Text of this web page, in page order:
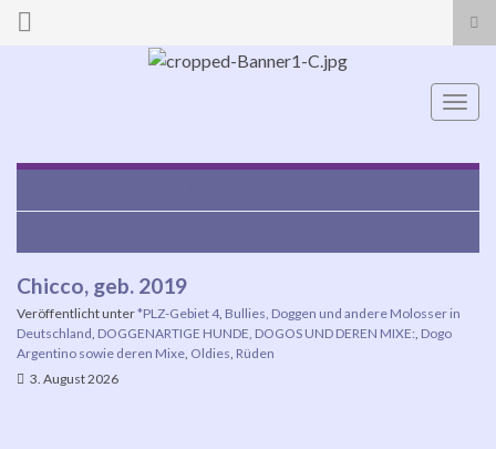
Search for:
Chicco, geb. 2019
Veröffentlicht unter*PLZ-Gebiet 4, Bullies, Doggen und andere Molosser in
Deutschland DOGGENARTIGE HUNDE, DOGOS UND DEREN MIXE: Dogo
Argentino sowie deren Mixe Oldies Rüden
3. August 2026